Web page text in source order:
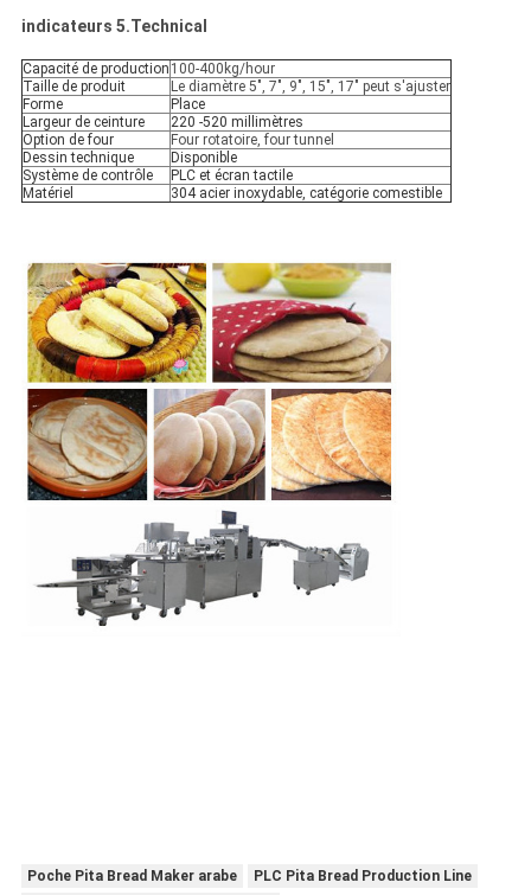
indicateurs 5.Technical
Capacité de production 100-400kg/hour
Taille de produit
Le diamètre 5", 7", 9", 15", 17" peut s'ajuster
Forme
Place
Largeur de ceinture
220 -520 millimètres
Option de four
Four rotatoire, four tunnel
Dessin technique
Disponible
Système de contrôle
PLC et écran tactile
Matériel
304 acier inoxydable, catégorie comestible
Poche Pita Bread Maker arabe
PLC Pita Bread Production Line